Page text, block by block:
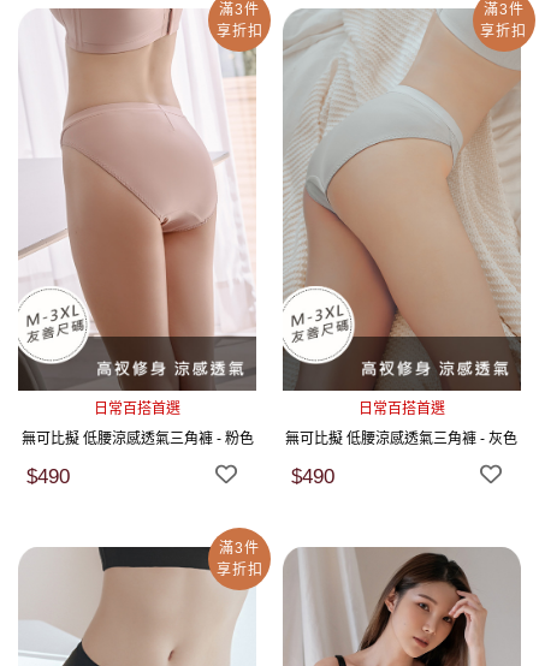
滿3件
享折扣
日常百搭首選
無可比擬 低腰涼感透氣三角褲 - 粉色
$490
滿3件
享折扣
日常百搭首選
無可比擬 低腰涼感透氣三角褲 - 灰色
$490
滿3件
享折扣